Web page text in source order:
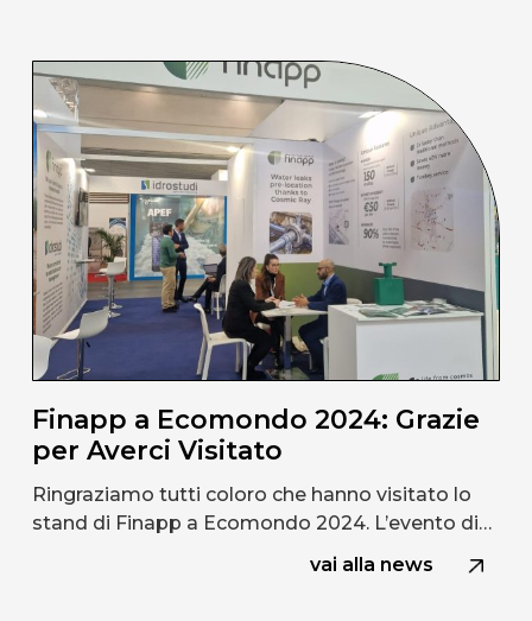
Finapp a Ecomondo 2024: Grazie
per Averci Visitato
Ringraziamo tutti coloro che hanno visitato lo
stand di Finapp a Ecomondo 2024. L’evento di…
vai alla news